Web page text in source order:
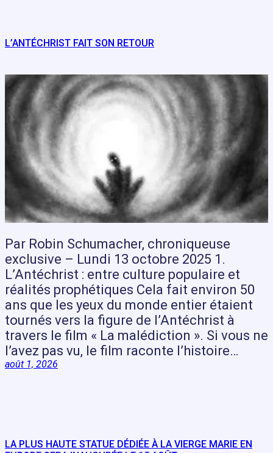
L’ANTÉCHRIST FAIT SON RETOUR
Par Robin Schumacher, chroniqueuse
exclusive – Lundi 13 octobre 2025 1.
L’Antéchrist : entre culture populaire et
réalités prophétiques Cela fait environ 50
ans que les yeux du monde entier étaient
tournés vers la figure de l’Antéchrist à
travers le film « La malédiction ». Si vous ne
l’avez pas vu, le film raconte l’histoire…
août 1, 2026
LA PLUS HAUTE STATUE DÉDIÉE À LA VIERGE MARIE EN